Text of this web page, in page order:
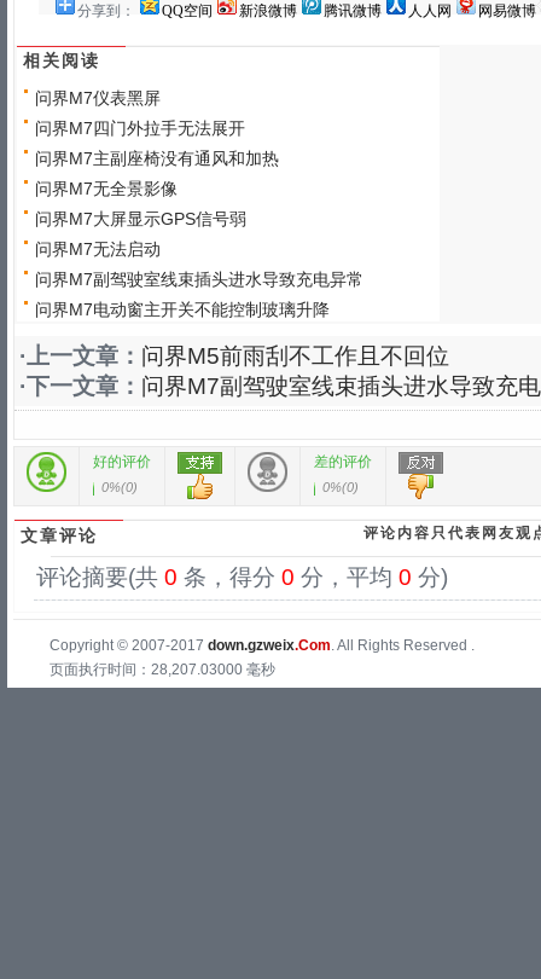
分享到： QQ空间 新浪微博 腾讯微博 人人网 网易微博
相关阅读
问界M7仪表黑屏
问界M7四门外拉手无法展开
问界M7主副座椅没有通风和加热
问界M7无全景影像
问界M7大屏显示GPS信号弱
问界M7无法启动
问界M7副驾驶室线束插头进水导致充电异常
问界M7电动窗主开关不能控制玻璃升降
·上一文章： 问界M5前雨刮不工作且不回位
·下一文章： 问界M7副驾驶室线束插头进水导致充
好的评价
0%(0)
差的评价
0%(0)
文章评论 评论内容只代表网友观
评论摘要(共 0 条，得分 0 分，平均 0 分)
Copyright © 2007-2017 down.gzweix.Com. All Rights Reserved .
页面执行时间：28,207.03000 毫秒